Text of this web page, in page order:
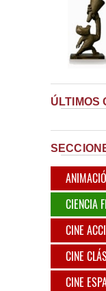
ÚLTIMOS
CIENCIA
CINE
CINE
CINE